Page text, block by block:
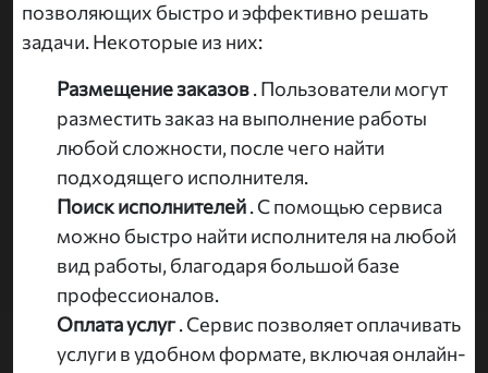
позволяющих быстро и эффективно решать
задачи. Некоторые из них:
Размещение заказов. Пользователи могут
разместить заказ на выполнение работы
любой сложности, после чего найти
подходящего исполнителя.
Поиск исполнителей. С помощью сервиса
можно быстро найти исполнителя на любой
вид работы, благодаря большой базе
профессионалов.
Оплата услуг. Сервис позволяет оплачивать
услуги в удобном формате, включая онлайн-